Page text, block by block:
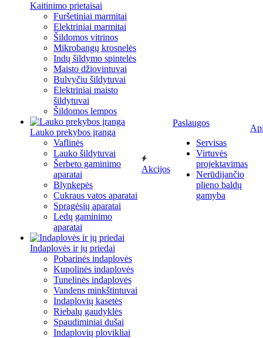
Kaitinimo prietaisai
Furšetiniai marmitai
Elektriniai marmitai
Šildomos vitrinos
Mikrobangų krosnelės
Indų šildymo spintelės
Maisto džiovintuvai
Bulvyčiu šildytuvai
Elektriniai maisto
šildytuvai
Šildomos lempos
Lauko prekybos įranga
Vaflinės
Lauko šildytuvai
Šerbeto gaminimo
aparatai
Blynkepės
Cukraus vatos aparatai
Spragėsių aparatai
Ledų gaminimo
aparatai
Indaplovės ir jų priedai
Pobarinės indaplovės
Kupolinės indaplovės
Tunelinės indaplovės
Vandens minkštintuvai
Indaplovių kasetės
Riebalų gaudyklės
Spaudiminiai dušai
Indaplovių plovikliai
Akcijos
Paslaugos
Servisas
Virtuvės
projektavimas
Nerūdijančio
plieno baldų
gamyba